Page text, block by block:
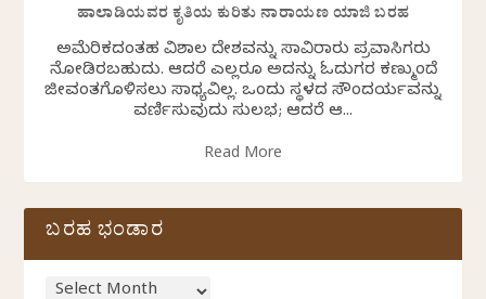
ಹಾಲಾಡಿಯವರ ಕೃತಿಯ ಕುರಿತು ನಾರಾಯಣ ಯಾಜಿ ಬರಹ
ಅಮೆರಿಕದಂತಹ ವಿಶಾಲ ದೇಶವನ್ನು ಸಾವಿರಾರು ಪ್ರವಾಸಿಗರು
ನೋಡಿರಬಹುದು. ಆದರೆ ಎಲ್ಲರೂ ಅದನ್ನು ಓದುಗರ ಕಣ್ಮುಂದೆ
ಜೀವಂತಗೊಳಿಸಲು ಸಾಧ್ಯವಿಲ್ಲ. ಒಂದು ಸ್ಥಳದ ಸೌಂದರ್ಯವನ್ನು
ವರ್ಣಿಸುವುದು ಸುಲಭ; ಆದರೆ ಆ...
Read More
ಬರಹ ಭಂಡಾರ